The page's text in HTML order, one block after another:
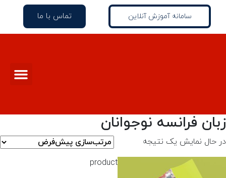
سامانه آموزش آنلاین تماس با ما
زبان فرانسه نوجوانان
در حال نمایش یک نتیجه
product